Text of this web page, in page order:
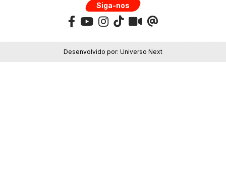
Siga-nos
Desenvolvido por: Universo Next